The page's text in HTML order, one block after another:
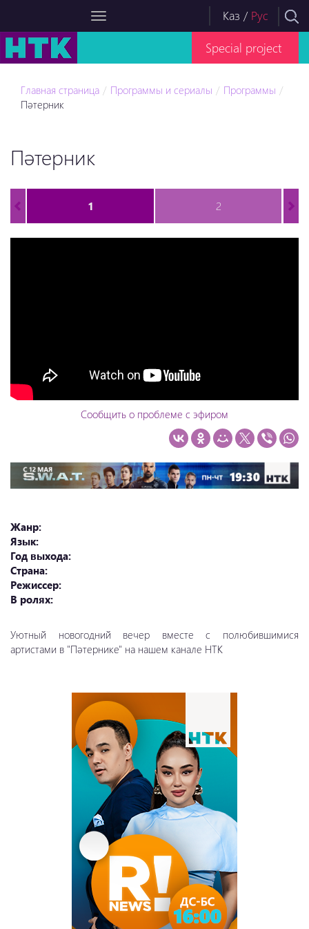
Каз / Рус
Special project
Главная страница Программы и сериалы
Программы
Пәтерник
Пәтерник
1 2
Сообщить о проблеме с эфиром
Жанр:
Язык:
Год выхода:
Страна:
Режиссер:
В ролях:
Уютный новогодний вечер вместе с полюбившимися
артистами в "Пәтернике" на нашем канале НТК